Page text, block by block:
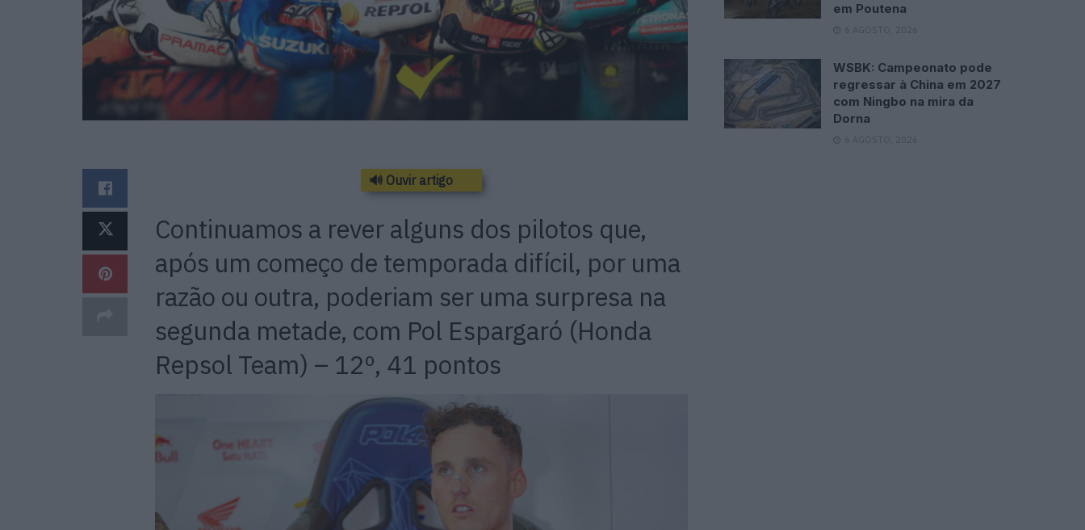
🔊 Ouvir artigo
Continuamos a rever alguns dos pilotos que,
após um começo de temporada difícil, por uma
razão ou outra, poderiam ser uma surpresa na
segunda metade, com Pol Espargaró (Honda
Repsol Team) – 12º, 41 pontos
em Poutena
6 AGOSTO, 2026
WSBK: Campeonato pode
regressar à China em 2027
com Ningbo na mira da
Dorna
6 AGOSTO, 2026